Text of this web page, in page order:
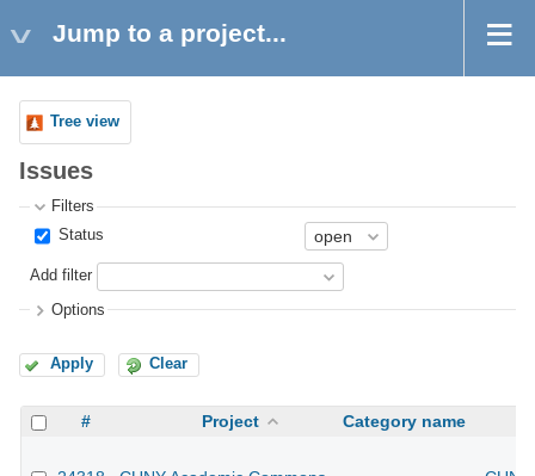
Jump to a project...
Tree view
Issues
Filters
Status
Add filter
Options
Apply Clear
# Project Category name